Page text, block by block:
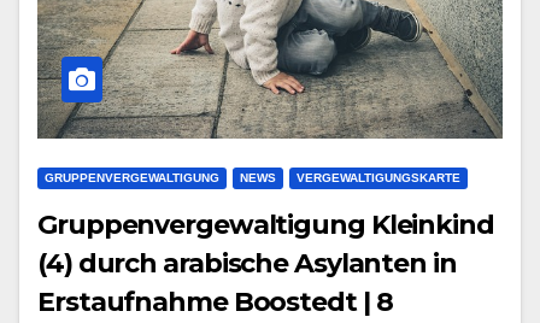
GRUPPENVERGEWALTIGUNG NEWS VERGEWALTIGUNGSKARTE
Gruppenvergewaltigung Kleinkind
(4) durch arabische Asylanten in
Erstaufnahme Boostedt | 8